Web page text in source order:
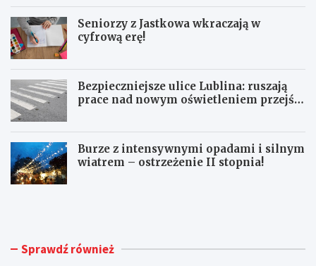
Seniorzy z Jastkowa wkraczają w
cyfrową erę!
Bezpieczniejsze ulice Lublina: ruszają
prace nad nowym oświetleniem przejść
Burze z intensywnymi opadami i silnym
wiatrem – ostrzeżenie II stopnia!
O
E
S
r Sprawdź również